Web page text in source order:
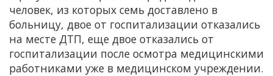
человек, из которых семь доставлено в
больницу, двое от госпитализации отказались
на месте ДТП, еще двое отказались от
госпитализации после осмотра медицинскими
работниками уже в медицинском учреждении.